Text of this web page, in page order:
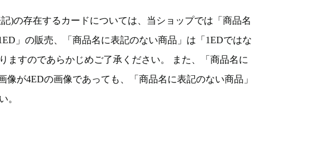
)の存在するカードについては、当ショップでは「商品名
」の販売、「商品名に表記のない商品」は「1EDではな
ますのであらかじめご了承ください。 また、「商品名に
像が4EDの画像であっても、「商品名に表記のない商品」
。